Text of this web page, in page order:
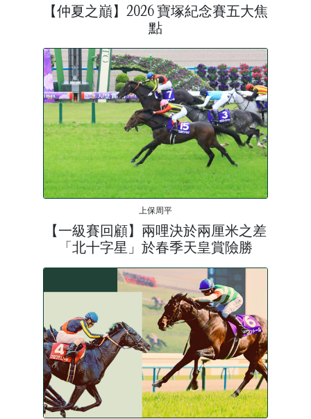
【仲夏之巔】2026 寶塚紀念賽五大焦
點
上保周平
【一級賽回顧】兩哩決於兩厘米之差
「北十字星」於春季天皇賞險勝